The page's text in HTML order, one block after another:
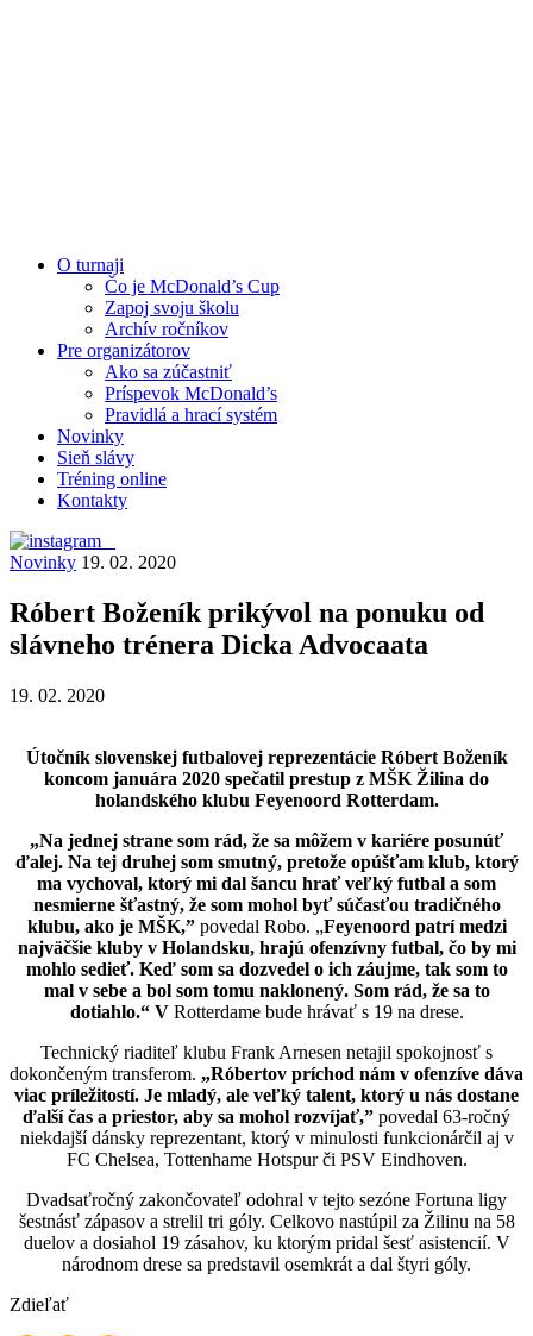
O turnaji
Čo je McDonald’s Cup
Zapoj svoju školu
Archív ročníkov
Pre organizátorov
Ako sa zúčastniť
Príspevok McDonald’s
Pravidlá a hrací systém
Novinky
Sieň slávy
Tréning online
Kontakty
Novinky 19. 02. 2020
Róbert Boženík prikývol na ponuku od
slávneho trénera Dicka Advocaata
19. 02. 2020
Útočník slovenskej futbalovej reprezentácie Róbert Boženík
koncom januára 2020 spečatil prestup z MŠK Žilina do
holandského klubu Feyenoord Rotterdam.
„Na jednej strane som rád, že sa môžem v kariére posunúť
ďalej. Na tej druhej som smutný, pretože opúšťam klub, ktorý
ma vychoval, ktorý mi dal šancu hrať veľký futbal a som
nesmierne šťastný, že som mohol byť súčasťou tradičného
klubu, ako je MŠK,”povedal Robo. „Feyenoord patrí medzi
najväčšie kluby v Holandsku, hrajú ofenzívny futbal, čo by mi
mohlo sedieť. Keď som sa dozvedel o ich záujme, tak som to
mal v sebe a bol som tomu naklonený. Som rád, že sa to
dotiahlo.“ VRotterdame bude hrávať s 19 na drese.
Technický riaditeľ klubu Frank Arnesen netajil spokojnosť s
dokončeným transferom. „Róbertov príchod nám v ofenzíve dáva
viac príležitostí. Je mladý, ale veľký talent, ktorý u nás dostane
ďalší čas a priestor, aby sa mohol rozvíjať,” povedal 63-ročný
niekdajší dánsky reprezentant, ktorý v minulosti funkcionárčil aj v
FC Chelsea, Tottenhame Hotspur či PSV Eindhoven.
Dvadsaťročný zakončovateľ odohral v tejto sezóne Fortuna ligy
šestnásť zápasov a strelil tri góly. Celkovo nastúpil za Žilinu na 58
duelov a dosiahol 19 zásahov, ku ktorým pridal šesť asistencií. V
národnom drese sa predstavil osemkrát a dal štyri góly.
Zdieľať